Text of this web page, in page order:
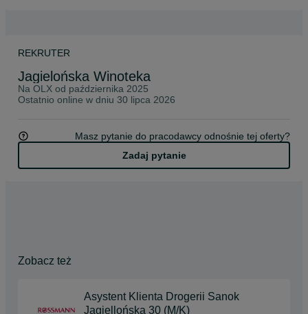
REKRUTER
Jagielońska Winoteka
Na OLX od października 2025
Ostatnio online w dniu 30 lipca 2026
Masz pytanie do pracodawcy odnośnie tej oferty?
Zadaj pytanie
Zobacz też
Asystent Klienta Drogerii Sanok
Jagiellońska 30 (M/K)